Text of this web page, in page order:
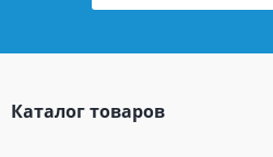
Каталог товаров